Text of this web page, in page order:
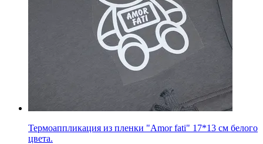
Термоаппликация из пленки "Amor fati" 17*13 см белого
цвета.